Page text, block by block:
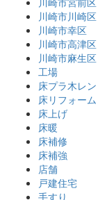
川崎市川崎区
川崎市幸区
川崎市高津区
川崎市麻生区
工場
床プラ木レン
床リフォーム
床上げ
床暖
床補修
床補強
店舗
戸建住宅
手すり